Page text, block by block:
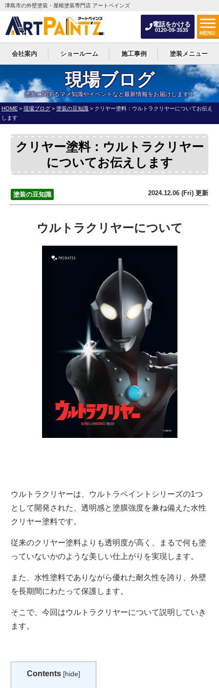
電話をかける
0120-09-3535
MENU
津島市の外壁塗装・屋根塗装専門店 アートペインズ
会社案内 ショールーム 施工事例 塗装メニュー
現場ブログ
塗装に関するマメ知識やイベントなど最新情報をお届けします！
HOME > 現場ブログ > 塗装の豆知識 > クリヤー塗料：ウルトラクリヤーについてお伝え
します
クリヤー塗料：ウルトラクリヤー
についてお伝えします
塗装の豆知識 2024.12.06 (Fri) 更新
ウルトラクリヤーについて
ウルトラクリヤーは、ウルトラペイントシリーズの1つ
として開発された、透明感と塗膜強度を兼ね備えた水性
クリヤー塗料です。
従来のクリヤー塗料よりも透明度が高く、まるで何も塗
っていないかのような美しい仕上がりを実現します。
また、水性塗料でありながら優れた耐久性を誇り、外壁
を長期間にわたって保護します。
そこで、今回はウルトラクリヤーについて説明していき
ます。
Contents [hide]